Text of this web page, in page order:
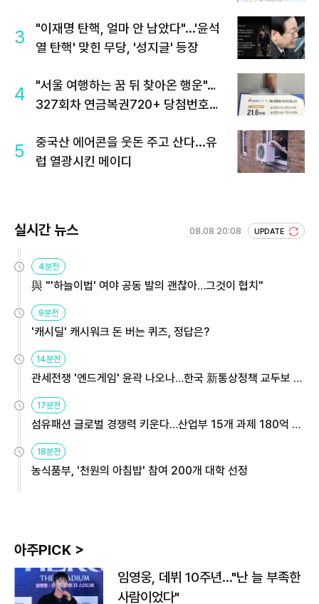
3
"이재명 탄핵, 얼마 안 남았다"...'윤석
열 탄핵' 맞힌 무당, '성지글' 등장
4
"서울 여행하는 꿈 뒤 찾아온 행운"…
327회차 연금복권720+ 당첨번호조
5
중국산 에어콘을 웃돈 주고 산다...유
럽 열광시킨 메이디
실시간 뉴스 08.08 20:08 UPDATE
4분전
與 "'하늘이법' 여야 공동 발의 괜찮아…그것이 협치"
9분전
'캐시딜' 캐시워크 돈 버는 퀴즈, 정답은?
14분전
관세전쟁 '엔드게임' 윤곽 나오나…한국 新통상정책 교두보 활
17분전
섬유패션 글로벌 경쟁력 키운다…산업부 15개 과제 180억 지
18분전
농식품부, '천원의 아침밥' 참여 200개 대학 선정
아주PICK >
임영웅, 데뷔 10주년…"난 늘 부족한
사람이었다"